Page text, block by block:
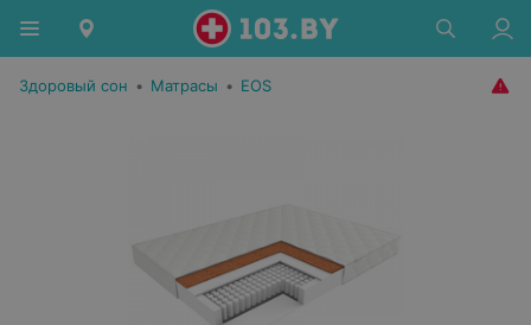
Здоровый сон • Матрасы • EOS